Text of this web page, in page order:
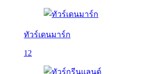
ทัวร์เดนมาร์ก
12